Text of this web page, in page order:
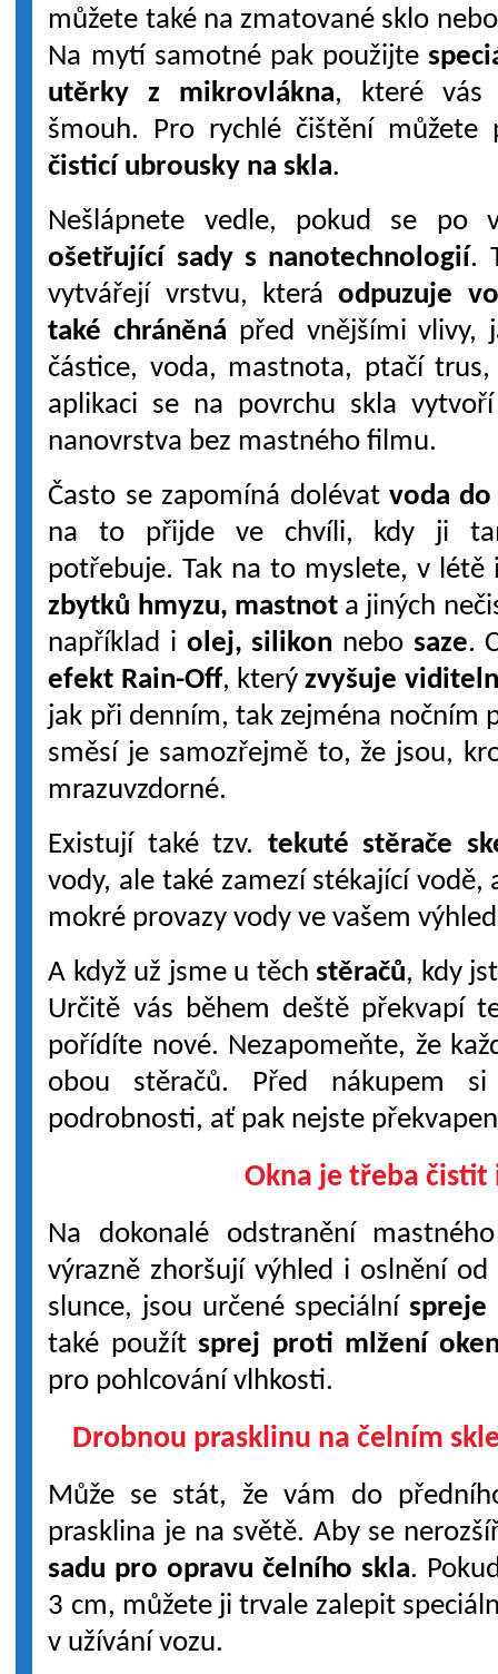
můžete také na zmatované sklo
Na mytí samotné pak použijte
utěrky z mikrovlákna, které vás
šmouh. Pro rychlé čištění můžete
čisticí ubrousky na skla.
Nešlápnete vedle, pokud se po
ošetřující sady s nanotechnologií.
vytvářejí vrstvu, kteráodpuzuje
také chráněná před vnějšími vlivy,
částice, voda, mastnota, ptačí
aplikaci se na povrchu skla
nanovrstva bez mastného filmu.
Často se zapomíná dolévat voda
na to přijde ve chvíli, kdy ji
potřebuje. Tak na to myslete, v
zbytků hmyzu, mastnot a jiných
například i olej, silikon nebosaze.
efekt Rain-Off, kterýzvyšuje
jak při denním, tak zejména nočním
směsí je samozřejmě to, že jsou,
mrazuvzdorné.
Existují také tzv. tekuté stěrače
vody, ale také zamezí stékající
mokré provazy vody ve vašem
A když už jsme u těchstěračů, kdy
Určitě vás během deště překvapí
pořídíte nové. Nezapomeňte, že
obou stěračů. Před nákupem
podrobnosti, ať pak nejste
Okna je třeba čistit
Na dokonalé odstranění
výrazně zhoršují výhled i oslnění
slunce, jsou určené speciální spreje
také použítsprej proti mlžení
pro pohlcování vlhkosti.
Drobnou prasklinu na čelním
Může se stát, že vám do
prasklina je na světě. Aby se
sadu pro opravu čelního skla.
3 cm, můžete ji trvale zalepit
v užívání vozu.